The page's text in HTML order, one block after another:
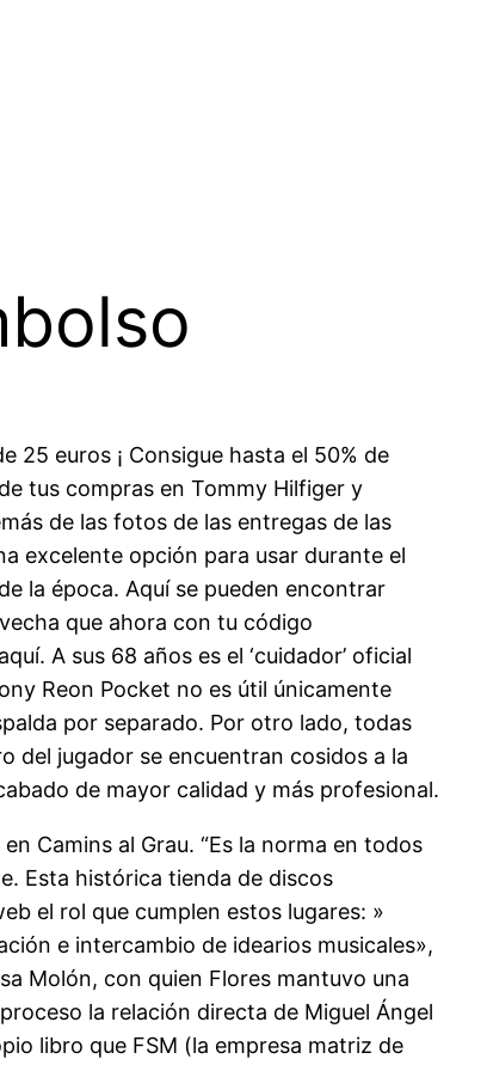
25 euros ¡ Consigue hasta el 50% de
tus compras en Tommy Hilfiger y
de las fotos de las entregas de las
excelente opción para usar durante el
la época. Aquí se pueden encontrar
que ahora con tu código
A sus 68 años es el ‘cuidador’ oficial
Reon Pocket no es útil únicamente
por separado. Por otro lado, todas
del jugador se encuentran cosidos a la
de mayor calidad y más profesional.
Camins al Grau. “Es la norma en todos
Esta histórica tienda de discos
el rol que cumplen estos lugares: »
e intercambio de idearios musicales»,
Molón, con quien Flores mantuvo una
la relación directa de Miguel Ángel
libro que FSM (la empresa matriz de